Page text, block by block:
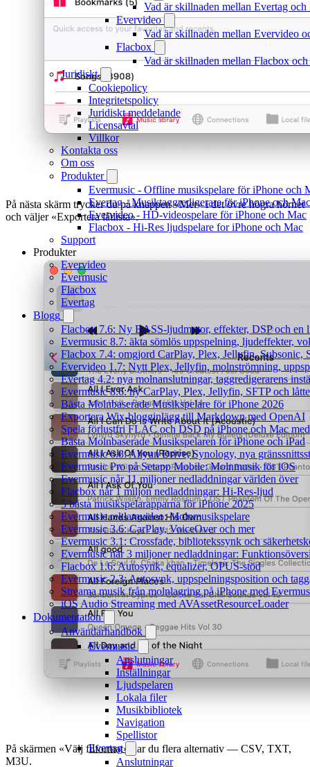
Vad är skillnaden mellan Evertag
Evervideo
Vad är skillnaden mellan Evervideo
Flacbox
Vad är skillnaden mellan Flacbox
Juridiskt
Cookiepolicy
Integritetspolicy
Juridiskt meddelande
Licensavtal
Villkor
Kontakta oss
Om oss
Produkter
Evermusic - Offline musikspelare för iPhone och
Evertag - Musiktaggredigerare för iPhone och Mac
Evervideo - HD-videospelare för iPhone och Mac
Flacbox - Hi-Res ljudspelare for iPhone och Mac
Support
Produkter
Evervideo
Evermusic
Flacbox
Evertag
Blogg
Flacbox 7.6: Ny BASS-ljudmotor, effekter, DSP och en
Evermusic 8.7: äkta sömlös uppspelning, ljudeffekter,
Flacbox 7.4: omgjord CarPlay, Plex, Jellyfin, Subsonic,
Evervideo 1.7: Nytt Plex, Jellyfin, molnströmning,
Evertag 4.2: nya molnanslutningar, taggredigerarens
Evermusic 8.6: ny CarPlay, Plex, Jellyfin, SFTP och
Bästa Molnbaserade Musikspelare för iPhone 2026
Exportera Wix-blogginlägg till Markdown med OpenAI
Spela förlustfri FLAC och DSD på iPhone och Mac
Bästa Molnbaserade Musikspelaren för iPhone och iPad
Evermusic 6.8: Aliyun Drive, Synology, nya
Evermusic Pro på Setapp Mobile: Molnmusik för iOS
Evermusic når 11 miljoner nedladdningar världen över
Flacbox når 1 miljon nedladdningar: Hi-Res-ljud
5 bästa musikspelarapparna för iPhone 2025
Evermusic reklamvideo: Molnmusikspelare
Evermusic 3.6: CarPlay, VoiceOver och mer
Evermusic 3.1: Crossfade, bibliotekssynk och
Evermusic når 3 miljoner nedladdningar:
Flacbox 1.6: Autosynk, equalizer, OPUS-stöd
Evermusic 2.3: Autosynk, uppspelningsposition och
Streama musik från molnlagring på iPhone med
iOS Audio Streaming med AVAssetResourceLoader
Dokumentation
Användarhandbok
Evermusic
Anslutningar
Inställningar
Ljudspelaren
Lokala filer
Musikbibliotek
Navigation
Spellistor
Evertag
Anslutningar
På nästa skärm trycker du på knappen «Mer» i det övre högra hörnet
och väljer «Exportera låtlista».
På skärmen «Välj filformat» har du flera alternativ — CSV, TXT,
M3U.